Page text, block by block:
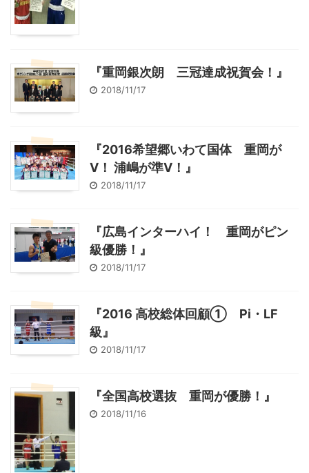
『重岡銀次朗 三冠達成祝賀会！』
2018/11/17
『2016希望郷いわて国体 重岡が
V！ 浦嶋が準V！』
2018/11/17
『広島インターハイ！ 重岡がピン
級優勝！』
2018/11/17
『2016 高校総体回顧① Pi・LF
級』
2018/11/17
『全国高校選抜 重岡が優勝！』
2018/11/16